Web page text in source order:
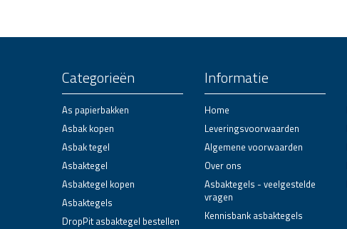
Categorieën
As papierbakken
Asbak kopen
Asbak tegel
Asbaktegel
Asbaktegel kopen
Asbaktegels
DropPit asbaktegel bestellen
Informatie
Home
Leveringsvoorwaarden
Algemene voorwaarden
Over ons
Asbaktegels - veelgestelde
vragen
Kennisbank asbaktegels